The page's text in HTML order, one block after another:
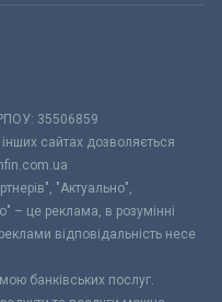
35506859
сайтах дозволяється
"Актуально",
– це реклама, в розумінні
відповідальність несе
банківських послуг.